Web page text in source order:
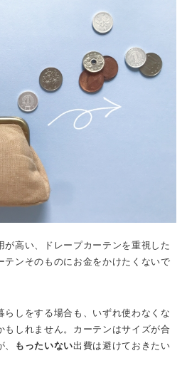
が高い、ドレープカーテンを重視した
テンそのものにお金をかけたくないで
らしをする場合も、いずれ使わなくな
もしれません。カーテンはサイズが合
もったいない出費は避けておきたい